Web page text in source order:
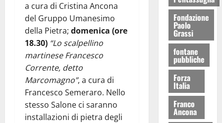
a cura di Cristina Ancona
del Gruppo Umanesimo
della Pietra; domenica (ore
18.30) “Lo scalpellino
martinese Francesco
Corrente, detto
Marcomagno”, a cura di
Francesco Semeraro. Nello
stesso Salone ci saranno
installazioni di pietra degli
Fondazione
Paolo
Grassi
fontane
pubbliche
Forza
Italia
Franco
Ancona